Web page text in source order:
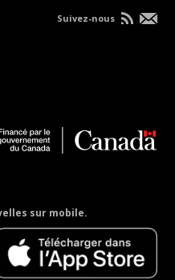
sur mobile.
Suivez-nous